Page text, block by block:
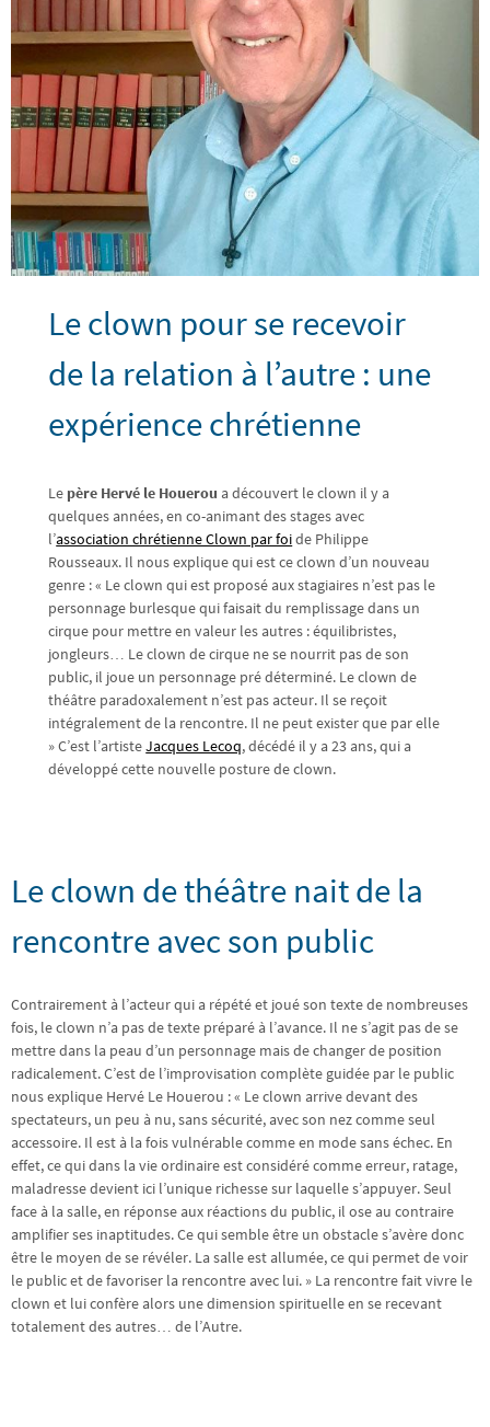
Le clown pour se recevoir
de la relation à l’autre : une
expérience chrétienne
Le père Hervé le Houerou a découvert le clown il y a
quelques années, en co-animant des stages avec
l’association chrétienne Clown par foide Philippe
Rousseaux. Il nous explique qui est ce clown d’un nouveau
genre : « Le clown qui est proposé aux stagiaires n’est pas le
personnage burlesque qui faisait du remplissage dans un
cirque pour mettre en valeur les autres : équilibristes,
jongleurs… Le clown de cirque ne se nourrit pas de son
public, il joue un personnage pré déterminé. Le clown de
théâtre paradoxalement n’est pas acteur. Il se reçoit
intégralement de la rencontre. Il ne peut exister que par elle
» C’est l’artisteJacques Lecoq, décédé il y a 23 ans, qui a
développé cette nouvelle posture de clown.
Le clown de théâtre nait de la
rencontre avec son public
Contrairement à l’acteur qui a répété et joué son texte de nombreuses
fois, le clown n’a pas de texte préparé à l’avance. Il ne s’agit pas de se
mettre dans la peau d’un personnage mais de changer de position
radicalement. C’est de l’improvisation complète guidée par le public
nous explique Hervé Le Houerou : « Le clown arrive devant des
spectateurs, un peu à nu, sans sécurité, avec son nez comme seul
accessoire. Il est à la fois vulnérable comme en mode sans échec. En
effet, ce qui dans la vie ordinaire est considéré comme erreur, ratage,
maladresse devient ici l’unique richesse sur laquelle s’appuyer. Seul
face à la salle, en réponse aux réactions du public, il ose au contraire
amplifier ses inaptitudes. Ce qui semble être un obstacle s’avère donc
être le moyen de se révéler. La salle est allumée, ce qui permet de voir
le public et de favoriser la rencontre avec lui. » La rencontre fait vivre le
clown et lui confère alors une dimension spirituelle en se recevant
totalement des autres… de l’Autre.